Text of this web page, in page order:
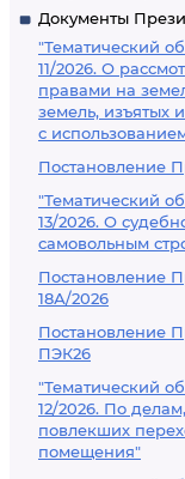
Документы
"Тематический
11/2026. О
правами на
земель, изъятых
с
Постановление
"Тематический
13/2026. О
самовольным
Постановление
18А/2026
Постановление
ПЭК26
"Тематический
12/2026. По
повлекших
помещения"